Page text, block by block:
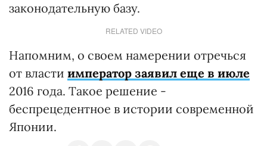
законодательную базу.
RELATED VIDEO
Напомним, о своем намерении отречься
от власти император заявил еще в июле
2016 года. Такое решение -
беспрецедентное в истории современной
Японии.